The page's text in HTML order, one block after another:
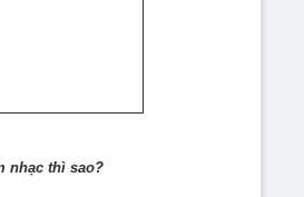
nhạc thì sao?